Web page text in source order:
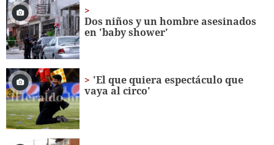
Dos niños y un hombre asesinados
en 'baby shower'
'El que quiera espectáculo que
vaya al circo'